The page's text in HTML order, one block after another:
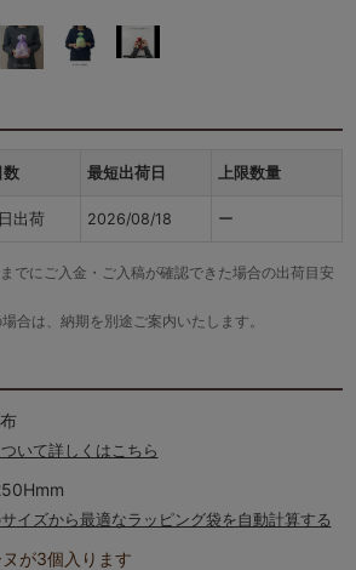
数 最短出荷日 上限数量
出荷 2026/08/18 ー
でにご入金・ご入稿が確認できた場合の出荷目安
合は、納期を別途ご案内いたします。
いて詳しくはこちら
イズから最適なラッピング袋を自動計算する
が3個入ります